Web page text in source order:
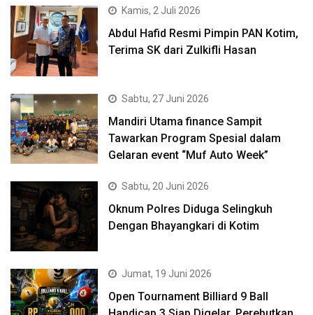
Kamis, 2 Juli 2026
Abdul Hafid Resmi Pimpin PAN Kotim,
Terima SK dari Zulkifli Hasan
Sabtu, 27 Juni 2026
Mandiri Utama finance Sampit
Tawarkan Program Spesial dalam
Gelaran event “Muf Auto Week”
Sabtu, 20 Juni 2026
Oknum Polres Diduga Selingkuh
Dengan Bhayangkari di Kotim
Jumat, 19 Juni 2026
Open Tournament Billiard 9 Ball